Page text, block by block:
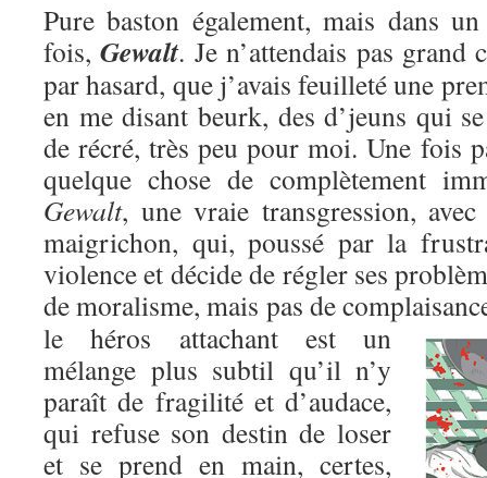
Pure baston également, mais dans
fois,Gewalt. Je n’attendais pas grand
par hasard, que j’avais feuilleté une
en me disant beurk, des d’jeuns qui
de récré, très peu pour moi. Une fois
quelque chose de complètement
Gewalt, une vraie transgression,
maigrichon, qui, poussé par la
violence et décide de régler ses
de moralisme, mais pas de
le héros attachant est un
mélange plus subtil qu’il n’y
paraît de fragilité et d’audace,
qui refuse son destin de loser
et se prend en main, certes,